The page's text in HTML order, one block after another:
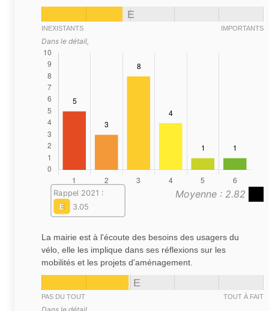
E
INEXISTANTS IMPORTANTS
Dans le détail,
Moyenne : 2.82
Rappel 2021 :
E
3.05
La mairie est à l'écoute des besoins des usagers du
vélo, elle les implique dans ses réflexions sur les
mobilités et les projets d'aménagement.
E
PAS DU TOUT TOUT À FAIT